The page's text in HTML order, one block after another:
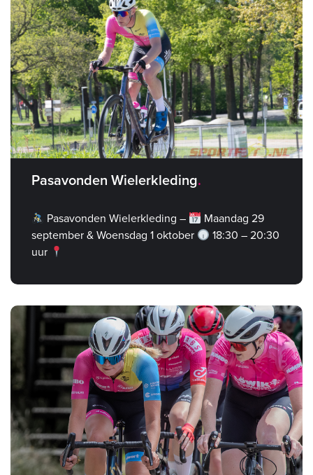
Pasavonden Wielerkleding
Pasavonden Wielerkleding –
Maandag 29
september & Woensdag 1 oktober
18:30 – 20:30
uur